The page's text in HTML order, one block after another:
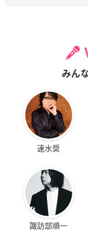
みん
速水奨
諏訪部順一